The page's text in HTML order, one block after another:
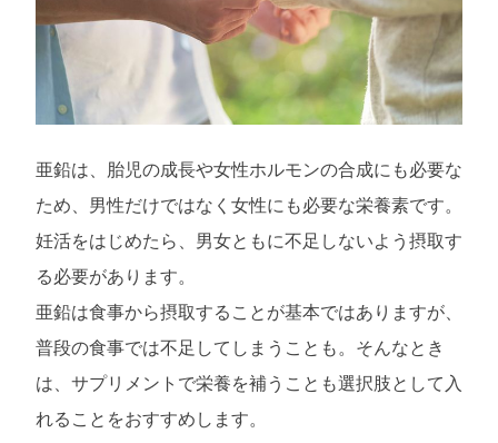
亜鉛は、胎児の成長や女性ホルモンの合成にも必要な
ため、男性だけではなく女性にも必要な栄養素です。
妊活をはじめたら、男女ともに不足しないよう摂取す
る必要があります。
亜鉛は食事から摂取することが基本ではありますが、
普段の食事では不足してしまうことも。そんなとき
は、サプリメントで栄養を補うことも選択肢として入
れることをおすすめします。